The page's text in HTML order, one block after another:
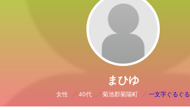
まひゆ
女性 40代 菊池郡菊陽町 一文字ぐるぐる